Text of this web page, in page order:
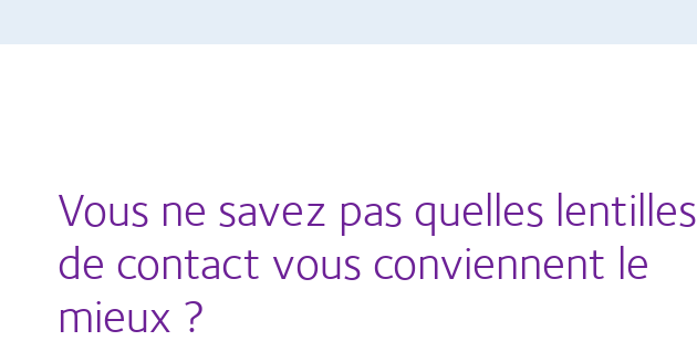
Vous ne savez pas quelles lentilles
de contact vous conviennent le
mieux ?